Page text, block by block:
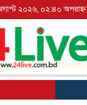
২০২৬, ০২:৪০ অপরাহ্ন